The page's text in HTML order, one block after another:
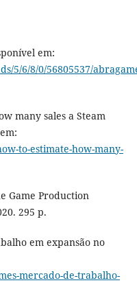
em:
5/6/8/0/56805537/
many sales a Steam
to-estimate-how-many-
Game Production
295 p.
em expansão no
mercado-de-trabalho-